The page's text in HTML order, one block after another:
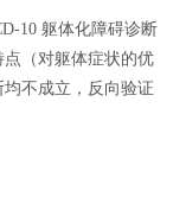
10 躯体化障碍诊断
（对躯体症状的优
不成立，反向验证